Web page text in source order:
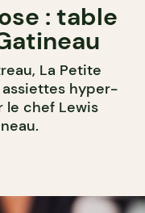
: table
La Petite
hyper-
le chef Lewis